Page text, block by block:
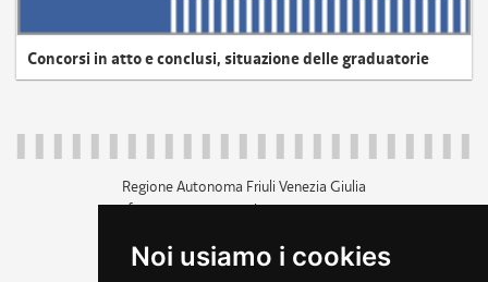
Noi usiamo i cookies
Concorsi in atto e conclusi, situazione delle graduatorie
Regione Autonoma Friuli Venezia Giulia
c.f. 80014930327; p.iva 00526040324
+39 040 3771111